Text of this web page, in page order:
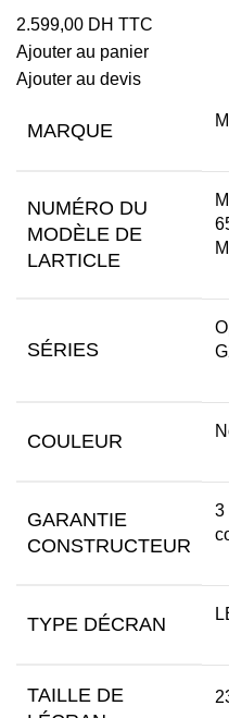
2.599,00 DH TTC
Ajouter au panier
Ajouter au devis
MARQUE
NUMÉRO DU
MODÈLE DE
LARTICLE
SÉRIES
COULEUR
GARANTIE
CONSTRUCTEUR
‎3
TYPE DÉCRAN
TAILLE DE